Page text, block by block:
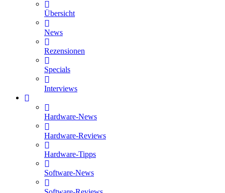
Übersicht
News
Rezensionen
Specials
Interviews
Hardware-News
Hardware-Reviews
Hardware-Tipps
Software-News